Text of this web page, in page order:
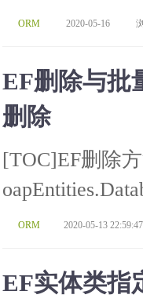
ORM 2020-05-16
EF删除与批
删除
[TOC]EF删除
ORM 2020-05-13 22:59:47
EF实体类指